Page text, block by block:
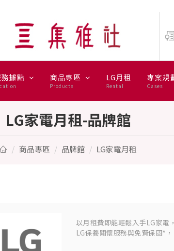
據點 商品專區
Products
LG月租
Rental
專案規
Cases
LG家電月租-品牌館
商品專區 品牌館 LG家電月租
以月租費即能輕鬆入手LG家電
LG保養關懷服務與免費保固*